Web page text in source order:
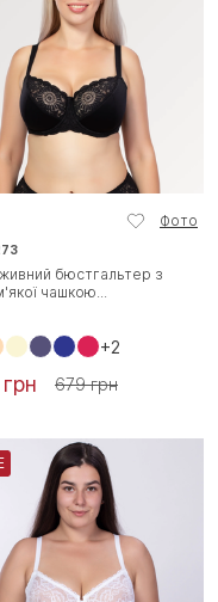
Фото
бюстгальтер з
чашкою...
+2
679 грн